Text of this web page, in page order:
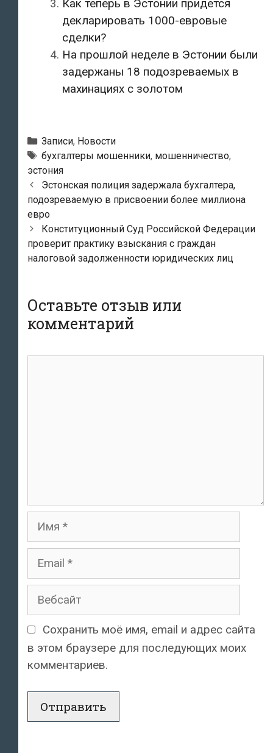
Как теперь в Эстонии придется
декларировать 1000-евровые
сделки?
На прошлой неделе в Эстонии были
задержаны 18 подозреваемых в
махинациях с золотом
Рубрики
Записи, Новости
Метки
бухгалтеры мошенники, мошенничество,
эстония
Навигация
по
записям
Эстонская полиция задержала бухгалтера,
подозреваемую в присвоении более миллиона
евро
Конституционный Суд Российской Федерации
проверит практику взыскания с граждан
налоговой задолженности юридических лиц
Оставьте отзыв или
комментарий
Имя
Email
Вебсайт
Сохранить моё имя, email и адрес сайта
в этом браузере для последующих моих
комментариев.